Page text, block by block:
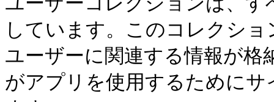
しています。このコレクシ
ユーザーに関連する情報が
がアプリを使用するために